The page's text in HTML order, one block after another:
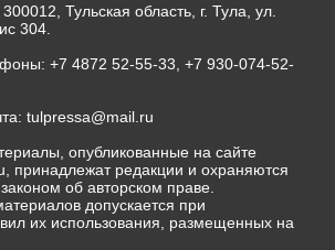
Тульская область, г. Тула, ул.
304.
+7 4872 52-55-33, +7 930-074-52-
tulpressa@mail.ru
опубликованные на сайте
принадлежат редакции и охраняются
об авторском праве.
допускается при
их использования, размещенных на